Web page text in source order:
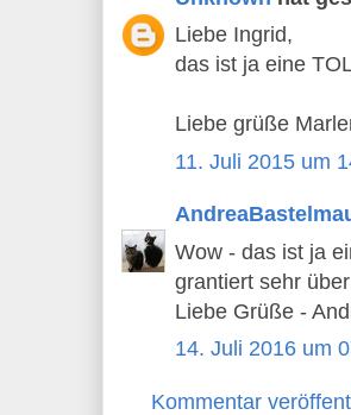
Liebe Ingrid,
das ist ja eine
Liebe grüße
11. Juli 2015 um
Wow - das ist ja
grantiert sehr
Liebe Grüße -
14. Juli 2016 um
Kommentar